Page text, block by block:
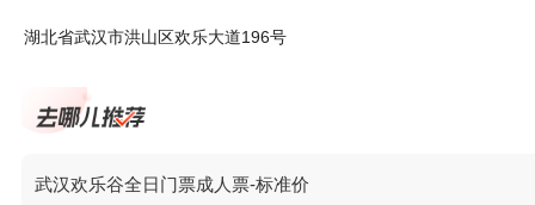
湖北省武汉市洪山区欢乐大道196号
武汉欢乐谷全日门票成人票-标准价